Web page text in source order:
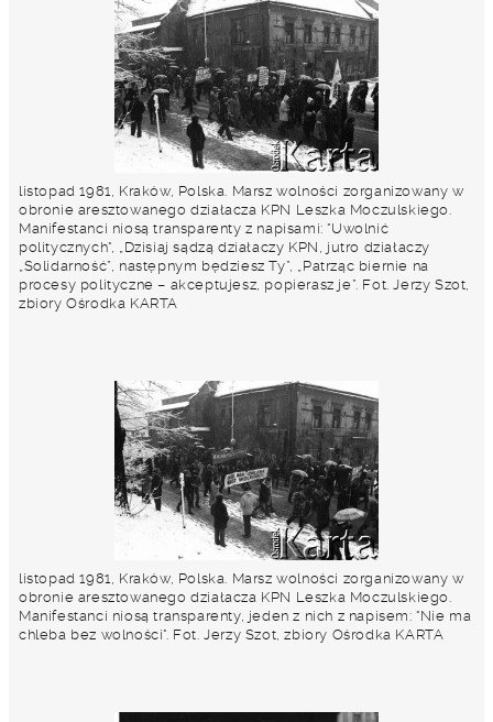
listopad 1981, Kraków, Polska. Marsz wolności zorganizowany w
obronie aresztowanego działacza KPN Leszka Moczulskiego.
Manifestanci niosą transparenty z napisami: "Uwolnić
politycznych", „Dzisiaj sądzą działaczy KPN, jutro działaczy
„Solidarność”, następnym będziesz Ty”, „Patrząc biernie na
procesy polityczne – akceptujesz, popierasz je”. Fot. Jerzy Szot,
zbiory Ośrodka KARTA
listopad 1981, Kraków, Polska. Marsz wolności zorganizowany w
obronie aresztowanego działacza KPN Leszka Moczulskiego.
Manifestanci niosą transparenty, jeden z nich z napisem: "Nie ma
chleba bez wolności". Fot. Jerzy Szot, zbiory Ośrodka KARTA